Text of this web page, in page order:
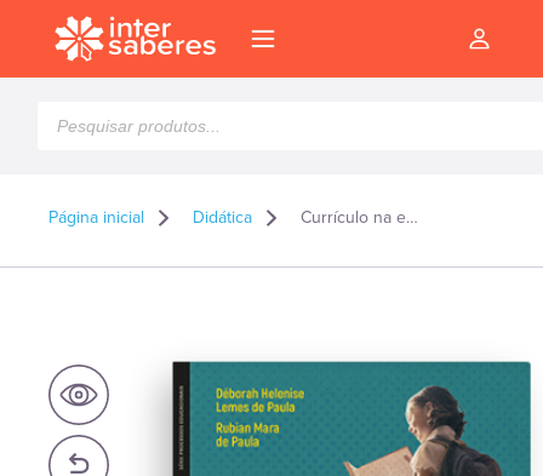
produtos
Página inicial Didática Currículo na escola e currículo da escola: reflexões e proposições